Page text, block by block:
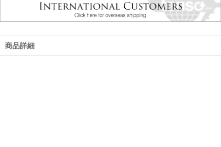
商品詳細